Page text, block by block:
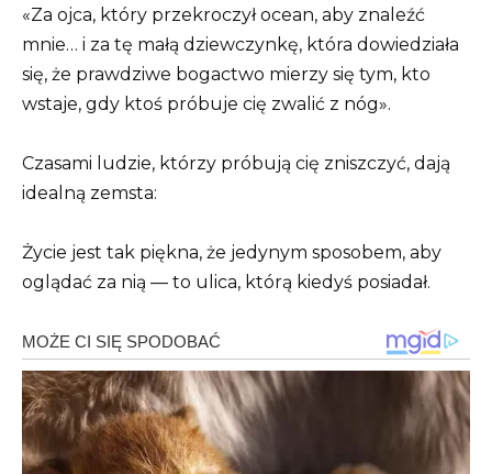
«Za ojca, który przekroczył ocean, aby znaleźć
mnie… i za tę małą dziewczynkę, która dowiedziała
się, że prawdziwe bogactwo mierzy się tym, kto
wstaje, gdy ktoś próbuje cię zwalić z nóg».
Czasami ludzie, którzy próbują cię zniszczyć, dają
idealną zemsta:
Życie jest tak piękna, że jedynym sposobem, aby
oglądać za nią — to ulica, którą kiedyś posiadał.